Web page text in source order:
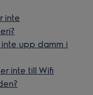
inte
upp damm i
inte till Wifi